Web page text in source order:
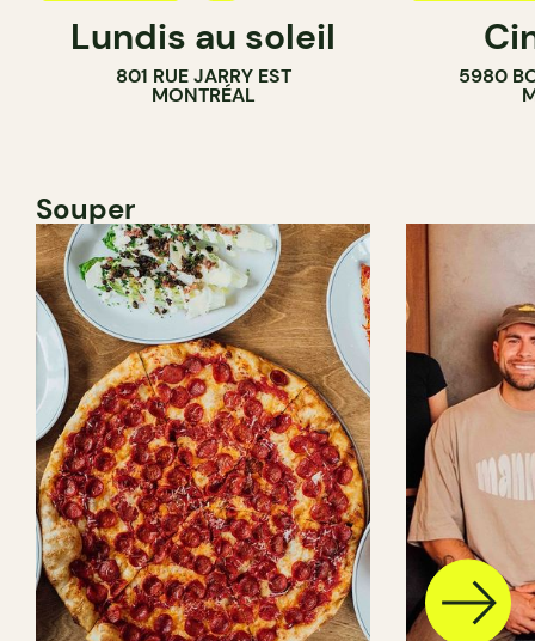
BAR À VIN
Lundis au soleil
801 RUE JARRY EST
MONTRÉAL
COMPTOIR
CAVISTE
5980
Souper